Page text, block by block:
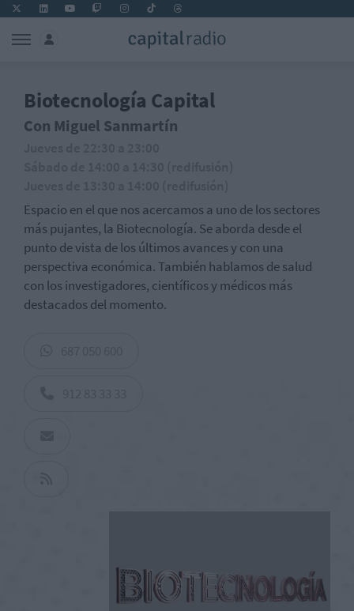
Biotecnología Capital
Con Miguel Sanmartín
Espacio en el que nos acercamos a uno de los sectores
más pujantes, la Biotecnología. Se aborda desde el
punto de vista de los últimos avances y con una
perspectiva económica. También hablamos de salud
con los investigadores, científicos y médicos más
destacados del momento.